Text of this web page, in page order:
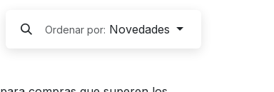
Ordenar por: Novedades